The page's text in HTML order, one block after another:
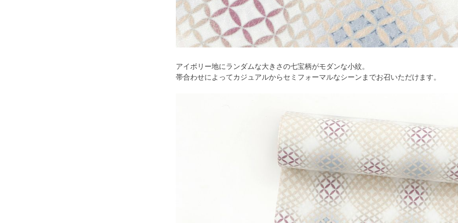
アイボリー地にランダムな大きさの七宝柄がモダンな小紋。
帯合わせによってカジュアルからセミフォーマルなシーンまでお召いただけます。